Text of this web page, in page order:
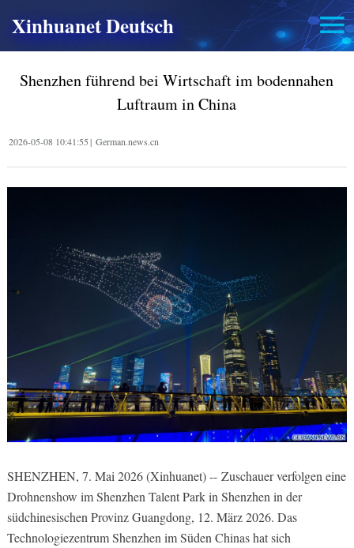
Xinhuanet Deutsch
Shenzhen führend bei Wirtschaft im bodennahen
Luftraum in China
2026-05-08 10:41:55| German.news.cn
SHENZHEN, 7. Mai 2026 (Xinhuanet) -- Zuschauer verfolgen eine
Drohnenshow im Shenzhen Talent Park in Shenzhen in der
südchinesischen Provinz Guangdong, 12. März 2026. Das
Technologiezentrum Shenzhen im Süden Chinas hat sich